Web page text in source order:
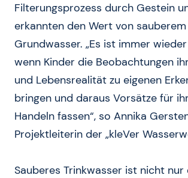
Filterungsprozess durch Gestein
erkannten den Wert von sauberem
Grundwasser. „Es ist immer
wenn Kinder die Beobachtungen
und Lebensrealität zu eigenen
bringen und daraus Vorsätze für
Handeln fassen“, so Annika
Projektleiterin der „kleVer
Sauberes Trinkwasser ist nicht